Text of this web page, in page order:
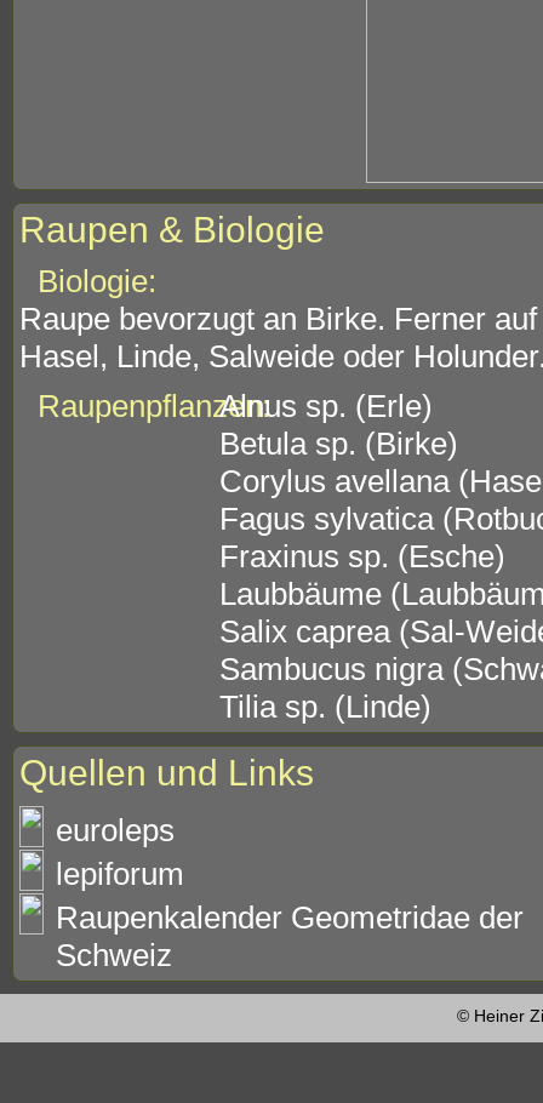
Raupen & Biologie
Biologie:
Raupe bevorzugt an Birke. Ferner
Hasel, Linde, Salweide oder
Raupenpflanzen:Alnus sp. (Erle)
Betula sp. (Birke)
Corylus avellana
Fagus sylvatica
Fraxinus sp. (Esche)
Laubbäume
Salix caprea (Sal-
Sambucus nigra
Tilia sp. (Linde)
Quellen und Links
euroleps
lepiforum
Raupenkalender Geometridae der
Schweiz
© Heiner